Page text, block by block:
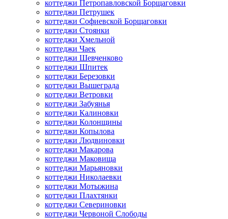
коттеджи Петропавловской Борщаговки
коттеджи Петрушек
коттеджи Софиевской Борщаговки
коттеджи Стоянки
коттеджи Хмельной
коттеджи Чаек
коттеджи Шевченково
коттеджи Шпитек
коттеджи Березовки
коттеджи Вышеграда
коттеджи Ветровки
коттеджи Забуянья
коттеджи Калиновки
коттеджи Колонщины
коттеджи Копылова
коттеджи Людвиновки
коттеджи Макарова
коттеджи Маковища
коттеджи Марьяновки
коттеджи Николаевки
коттеджи Мотыжина
коттеджи Плахтянки
коттеджи Севериновки
коттеджи Червоной Слободы